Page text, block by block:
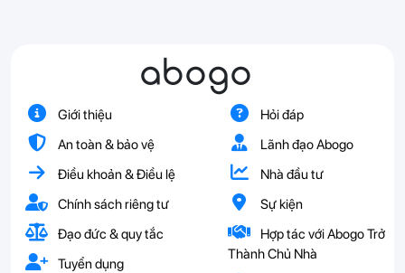
abogo
Giới thiệu
An toàn & bảo vệ
Điều khoản & Điều lệ
Chính sách riêng tư
Đạo đức & quy tắc
Tuyển dụng
Hỏi đáp
Lãnh đạo Abogo
Nhà đầu tư
Sự kiện
Hợp tác với Abogo Trở
Thành Chủ Nhà